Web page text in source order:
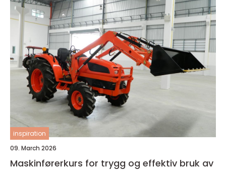
inspiration
09. March 2026
Maskinførerkurs for trygg og effektiv bruk av